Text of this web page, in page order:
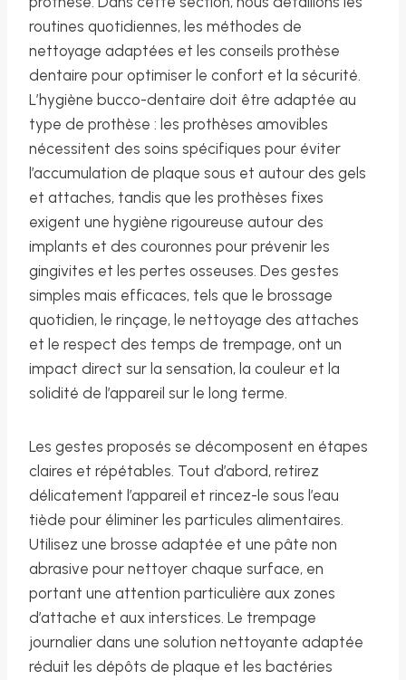
routines quotidiennes, les méthodes de
nettoyage adaptées et les conseils prothèse
dentaire pour optimiser le confort et la sécurité.
L’hygiène bucco-dentaire doit être adaptée au
type de prothèse : les prothèses amovibles
nécessitent des soins spécifiques pour éviter
l’accumulation de plaque sous et autour des gels
et attaches, tandis que les prothèses fixes
exigent une hygiène rigoureuse autour des
implants et des couronnes pour prévenir les
gingivites et les pertes osseuses. Des gestes
simples mais efficaces, tels que le brossage
quotidien, le rinçage, le nettoyage des attaches
et le respect des temps de trempage, ont un
impact direct sur la sensation, la couleur et la
solidité de l’appareil sur le long terme.
Les gestes proposés se décomposent en étapes
claires et répétables. Tout d’abord, retirez
délicatement l’appareil et rincez-le sous l’eau
tiède pour éliminer les particules alimentaires.
Utilisez une brosse adaptée et une pâte non
abrasive pour nettoyer chaque surface, en
portant une attention particulière aux zones
d’attache et aux interstices. Le trempage
journalier dans une solution nettoyante adaptée
réduit les dépôts de plaque et les bactéries